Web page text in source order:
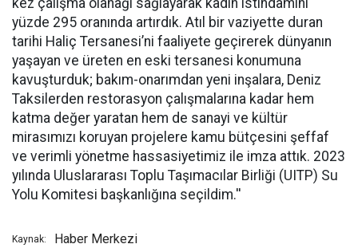
kez çalışma olanağı sağlayarak kadın istihdamını
yüzde 295 oranında artırdık. Atıl bir vaziyette duran
tarihi Haliç Tersanesi’ni faaliyete geçirerek dünyanın
yaşayan ve üreten en eski tersanesi konumuna
kavuşturduk; bakım-onarımdan yeni inşalara, Deniz
Taksilerden restorasyon çalışmalarına kadar hem
katma değer yaratan hem de sanayi ve kültür
mirasımızı koruyan projelere kamu bütçesini şeffaf
ve verimli yönetme hassasiyetimiz ile imza attık. 2023
yılında Uluslararası Toplu Taşımacılar Birliği (UITP) Su
Yolu Komitesi başkanlığına seçildim.''
Kaynak: Haber Merkezi